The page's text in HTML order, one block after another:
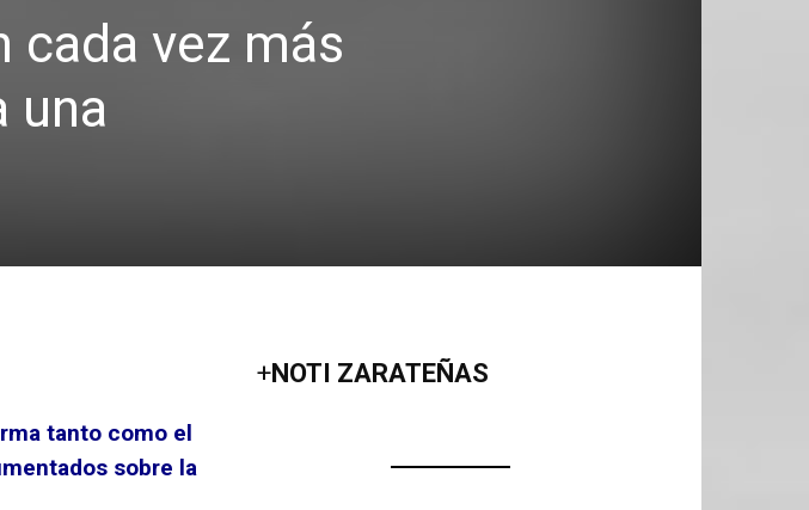
cada vez más
una
tanto como el
sobre la
+NOTI ZARATEÑAS